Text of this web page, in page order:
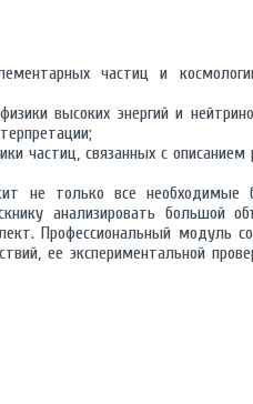
частиц и
высоких энергий и
частиц, связанных с
не только все необходимые
анализировать большой
Профессиональный модуль
ее экспериментальной